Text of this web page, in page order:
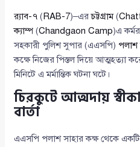
র‍্যাব-৭ ( RAB-7)–এরচট্টগ্রাম(
ক্যাম্প(Chandgaon Camp)এ
সহকারী পুলিশ সুপার (এএসপি) পলাশ
কক্ষে নিজের পিস্তল দিয়ে আত্মহত্যা
মিনিটে এ মর্মান্তিক ঘটনা ঘটে।
চিরকুটে আত্মদায়
বার্তা
এএসপি পলাশ সাহার কক্ষ থেকে